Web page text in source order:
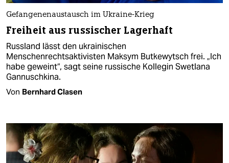
Gefangenenaustausch im Ukraine-Krieg
Freiheit aus russischer Lagerhaft
Russland lässt den ukrainischen
Menschenrechtsaktivisten Maksym Butkewytsch frei. „Ich
habe geweint“, sagt seine russische Kollegin Swetlana
Gannuschkina.
Von Bernhard Clasen